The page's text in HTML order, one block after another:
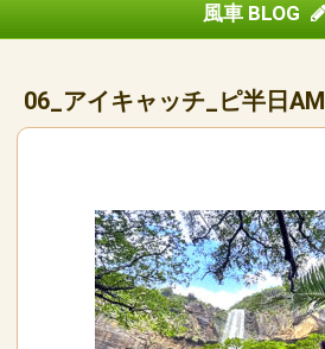
風車 BLOG
06_アイキャッチ_ピ半日AM